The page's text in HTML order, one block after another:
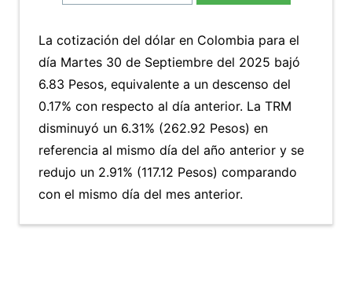
La cotización del dólar en Colombia para el
día Martes 30 de Septiembre del 2025 bajó
6.83 Pesos, equivalente a un descenso del
0.17% con respecto al día anterior. La TRM
disminuyó un 6.31% (262.92 Pesos) en
referencia al mismo día del año anterior y se
redujo un 2.91% (117.12 Pesos) comparando
con el mismo día del mes anterior.